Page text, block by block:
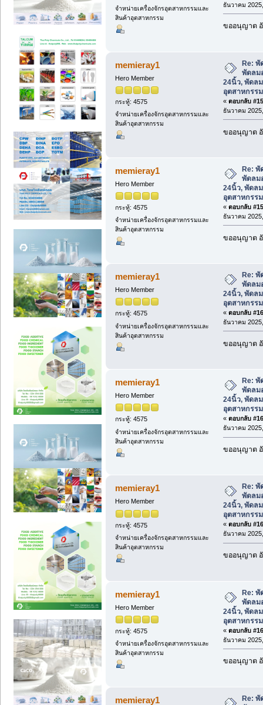
จำหน่ายเครื่องจักรอุตสาหกรรมและ
สินค้าอุตสาหกรรม
ธันวาคม
ขออนุญาต
memieray1
Hero Member
กระทู้: 4575
จำหน่ายเครื่องจักรอุตสาหกรรมและ
สินค้าอุตสาหกรรม
Re: พั
พัดลม
24นิ้ว, พัดล
อุตสาหกรรม
« ตอบกลับ
ธันวาคม
ขออนุญาต
memieray1
Hero Member
กระทู้: 4575
จำหน่ายเครื่องจักรอุตสาหกรรมและ
สินค้าอุตสาหกรรม
Re: พั
พัดลม
24นิ้ว, พัดล
อุตสาหกรรม
« ตอบกลับ
ธันวาคม
ขออนุญาต
memieray1
Hero Member
กระทู้: 4575
จำหน่ายเครื่องจักรอุตสาหกรรมและ
สินค้าอุตสาหกรรม
Re:
พัดลม
24นิ้ว, พัดล
อุตสาหกรรม
« ตอบกลับ
ธันวาคม
ขออนุญาต
memieray1
Hero Member
กระทู้: 4575
จำหน่ายเครื่องจักรอุตสาหกรรมและ
สินค้าอุตสาหกรรม
Re:
พัดลม
24นิ้ว, พัดล
อุตสาหกรรม
« ตอบกลับ
ธันวาคม
ขออนุญาต
memieray1
Hero Member
กระทู้: 4575
จำหน่ายเครื่องจักรอุตสาหกรรมและ
สินค้าอุตสาหกรรม
Re:
พัดลม
24นิ้ว, พัดล
อุตสาหกรรม
« ตอบกลับ
ธันวาคม
ขออนุญาต
memieray1
Hero Member
กระทู้: 4575
จำหน่ายเครื่องจักรอุตสาหกรรมและ
สินค้าอุตสาหกรรม
Re: พั
พัดลม
24นิ้ว, พัดล
อุตสาหกรรม
« ตอบกลับ
ธันวาคม
ขออนุญาต
memieray1
Re: พั